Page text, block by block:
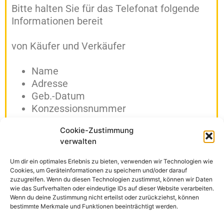
Cookie-Zustimmung
verwalten
Um dir ein optimales Erlebnis zu bieten, verwenden wir Technologien wie
Cookies, um Geräteinformationen zu speichern und/oder darauf
zuzugreifen. Wenn du diesen Technologien zustimmst, können wir Daten
wie das Surfverhalten oder eindeutige IDs auf dieser Website verarbeiten.
Wenn du deine Zustimmung nicht erteilst oder zurückziehst, können
bestimmte Merkmale und Funktionen beeinträchtigt werden.
Bitte halten Sie für das Telefonat folgende
Informationen bereit
von Käufer und Verkäufer
Name
Adresse
Geb.-Datum
Konzessionsnummer
KONTAKT
IMPRESSUM
DATENSCHUTZ